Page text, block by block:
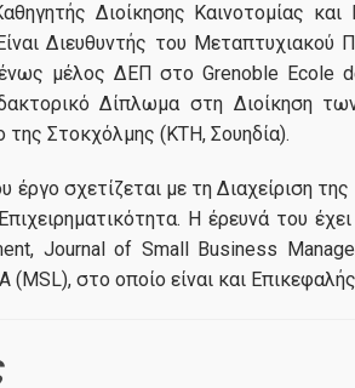
Διοίκησης Καινοτομίας
Διευθυντής του
μέλος ΔΕΠ στο Grenoble Ecole
Δίπλωμα στη Διοίκηση
Στοκχόλμης (KTH, Σουηδία).
έργο σχετίζεται με τη Διαχείριση
Η έρευνά του
Journal of Small Business
(MSL), στο οποίο είναι και